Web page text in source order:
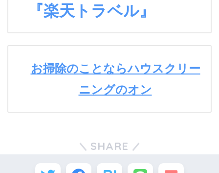
『楽天トラベル』
お掃除のことならハウスクリー
ニングのオン
SHARE